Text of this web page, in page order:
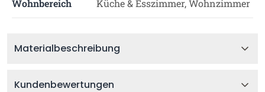
Wohnbereich Küche & Esszimmer, Wohnzimmer
Materialbeschreibung
Kundenbewertungen